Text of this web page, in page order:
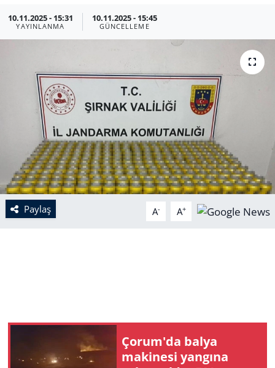
10.11.2025 - 15:31
YAYINLANMA
10.11.2025 - 15:45
GÜNCELLEME
Paylaş A- A+
Çorum'da balya
makinesi yangına